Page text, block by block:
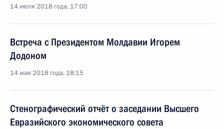
14 июля 2018 года, 17:00
Встреча с Президентом Молдавии Игорем
Додоном
14 мая 2018 года, 18:15
Стенографический отчёт о заседании Высшего
Евразийского экономического совета